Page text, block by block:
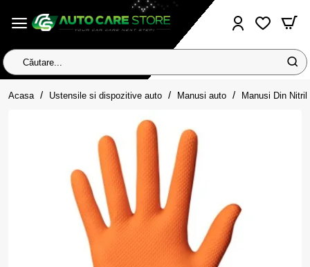
Căutare...
Acasa homeUstensile si dispozitive auto Manusi auto Manusi Din